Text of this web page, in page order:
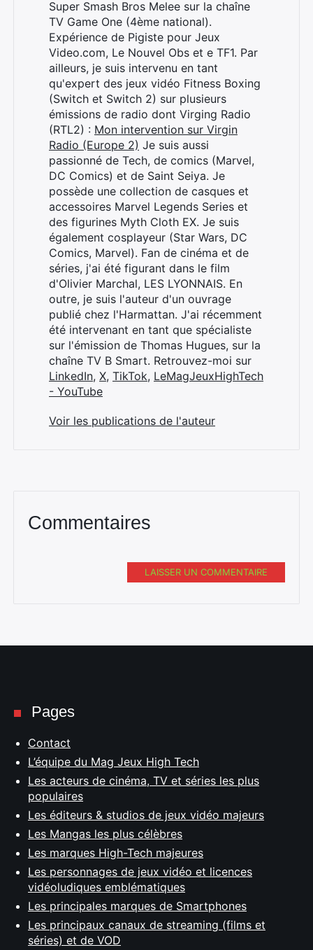
Super Smash Bros Melee sur la chaîne
TV Game One (4ème national).
Expérience de Pigiste pour Jeux
Video.com, Le Nouvel Obs et e TF1. Par
ailleurs, je suis intervenu en tant
qu'expert des jeux vidéo Fitness Boxing
(Switch et Switch 2) sur plusieurs
émissions de radio dont Virging Radio
(RTL2) : Mon intervention sur Virgin
Radio (Europe 2) Je suis aussi
passionné de Tech, de comics (Marvel,
DC Comics) et de Saint Seiya. Je
possède une collection de casques et
accessoires Marvel Legends Series et
des figurines Myth Cloth EX. Je suis
également cosplayeur (Star Wars, DC
Comics, Marvel). Fan de cinéma et de
séries, j'ai été figurant dans le film
d'Olivier Marchal, LES LYONNAIS. En
outre, je suis l'auteur d'un ouvrage
publié chez l'Harmattan. J'ai récemment
été intervenant en tant que spécialiste
sur l'émission de Thomas Hugues, sur la
chaîne TV B Smart. Retrouvez-moi sur
LinkedIn, X, TikTok, LeMagJeuxHighTech
- YouTube
Voir les publications de l'auteur
Commentaires
LAISSER UN COMMENTAIRE
Pages
Contact
L’équipe du Mag Jeux High Tech
Les acteurs de cinéma, TV et séries les plus
populaires
Les éditeurs & studios de jeux vidéo majeurs
Les Mangas les plus célèbres
Les marques High-Tech majeures
Les personnages de jeux vidéo et licences
vidéoludiques emblématiques
Les principales marques de Smartphones
Les principaux canaux de streaming (films et
séries) et de VOD
Rechercher
: